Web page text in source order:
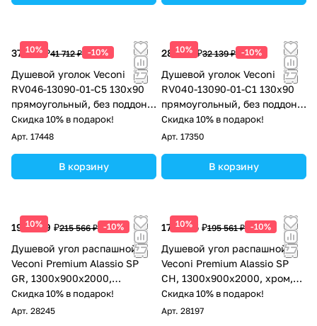
10%
37 541 ₽41 712 ₽ -10%
Душевой уголок Veconi
RV046-13090-01-C5 130х90
прямоугольный, без поддона,
прозрачное стекло, хром
Скидка 10% в подарок!
Арт. 17448
В корзину
10%
28 925 ₽32 139 ₽ -10%
Душевой уголок Veconi
RV040-13090-01-C1 130х90
прямоугольный, без поддона,
прозрачное стекло, хром
Скидка 10% в подарок!
Арт. 17350
В корзину
10%
194 009 ₽215 566 ₽ -10%
Душевой угол распашной
Veconi Premium Alassio SP
GR, 1300х900x2000,
брашированный графит,
стекло прозрачное
Скидка 10% в подарок!
Арт. 28245
10%
176 005 ₽195 561 ₽ -10%
Душевой угол распашной
Veconi Premium Alassio SP
CH, 1300х900x2000, хром,
стекло прозрачное
осветленное
Скидка 10% в подарок!
Арт. 28197